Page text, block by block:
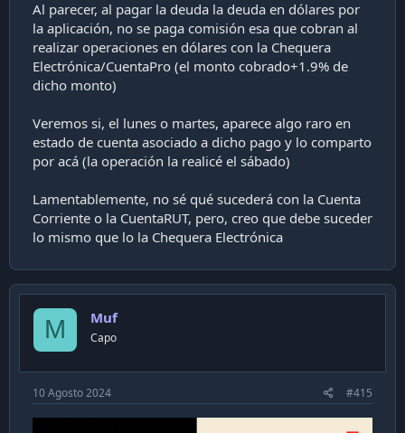
los cobran en dólares
Revisé el cupo en dólares de la tarjeta y, efectivamente, allí
estaba el cobro (era US$15 aproximadamente)
A parte de agradecer al compañero que colocó lo de los
efectivamente, puede usarse la aplicación del banco para
pagar el cupo en dólares sin problema
suscriben a servicios como Max, Disney+ y otros similares
Edito
Menos mal que ví tu post,@foltoo hubiesen cobrados
intereses los banco de pato :O (no se preocupen, vi el
estado de cuenta, éste se emitió el 27 de julio y el cobro se
realizó el 29 de julio. Por eso, el cobro ese no apareció en el
Y coloco la captura con el precio del dólar que cobran los
Al parecer, al pagar la deuda la deuda en dólares por
la aplicación, no se paga comisión esa que cobran al
realizar operaciones en dólares con la Chequera
Electrónica/CuentaPro (el monto cobrado+1.9% de
dicho monto)
Veremos si, el lunes o martes, aparece algo raro en
estado de cuenta asociado a dicho pago y lo comparto
por acá (la operación la realicé el sábado)
Lamentablemente, no sé qué sucederá con la Cuenta
Corriente o la CuentaRUT, pero, creo que debe suceder
lo mismo que lo la Chequera Electrónica
M Muf
Capo
10 Agosto 2024 #415